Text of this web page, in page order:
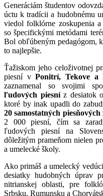
Generáciám študentov
úctu k tradícii a hudobnému
viedol folklórne zoskupenia
so špecifickými metódami
Bol obľúbeným pedagógom,
to najlepšie.
Ťažiskom jeho celoživotnej
piesní vPonitrí, Tekove a
zaznamenal so svojimi
ľudových piesníz desiatok
ktoré by inak upadli do
20 samostatných
2 000 piesní, čím sa
ľudových piesní na
dôležitým prameňom nielen
a umelecké školy.
Ako primáš a umelecký
desiatky hudobných úprav
nitrianskej oblasti, pre
Srbsku, Rumunsku a